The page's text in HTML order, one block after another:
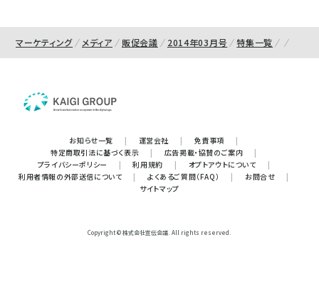
マーケティング メディア 販促会議 2014年03月号 特集一覧
お知らせ一覧 | 運営会社 | 免責事項
|
特定商取引法に基づく表示
| 広告掲載・協賛のご案内
|
プライバシーポリシー
| 利用規約 | オプトアウトについて
|
利用者情報の外部送信について
| よくあるご質問（FAQ） | お問合せ
|
サイトマップ
Copyright © 株式会社宣伝会議. All rights reserved.